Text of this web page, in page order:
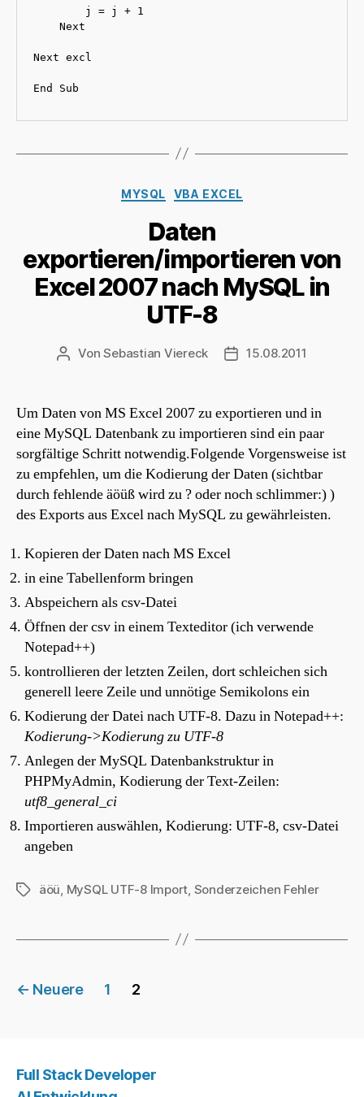
j = j + 1
Next
Next excl
End Sub
Kategorien
MYSQL VBA EXCEL
Daten
exportieren/importieren von
Excel 2007 nach MySQL in
UTF-8
Beitragsautor
VonSebastian Viereck Beitragsdatum
15.08.2011
Um Daten von MS Excel 2007 zu exportieren und in
eine MySQL Datenbank zu importieren sind ein paar
sorgfältige Schritt notwendig.Folgende Vorgensweise ist
zu empfehlen, um die Kodierung der Daten (sichtbar
durch fehlende äöüß wird zu ? oder noch schlimmer:) )
des Exports aus Excel nach MySQL zu gewährleisten.
Kopieren der Daten nach MS Excel
in eine Tabellenform bringen
Abspeichern als csv-Datei
Öffnen der csv in einem Texteditor (ich verwende
Notepad++)
kontrollieren der letzten Zeilen, dort schleichen sich
generell leere Zeile und unnötige Semikolons ein
Kodierung der Datei nach UTF-8. Dazu in Notepad++:
Kodierung->Kodierung zu UTF-8
Anlegen der MySQL Datenbankstruktur in
PHPMyAdmin, Kodierung der Text-Zeilen:
utf8_general_ci
Importieren auswählen, Kodierung: UTF-8, csv-Datei
angeben
Schlagwörter
äöü, MySQL UTF-8 Import, Sonderzeichen Fehler
Beitragsnavigation
← Neuere 1 2
Full Stack Developer